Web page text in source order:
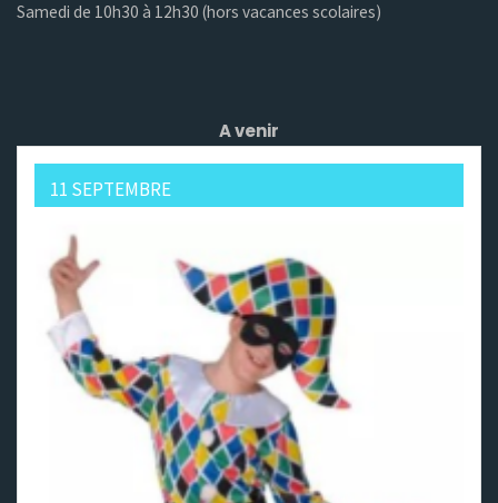
Samedi de 10h30 à 12h30 (hors vacances scolaires)
A venir
11 SEPTEMBRE